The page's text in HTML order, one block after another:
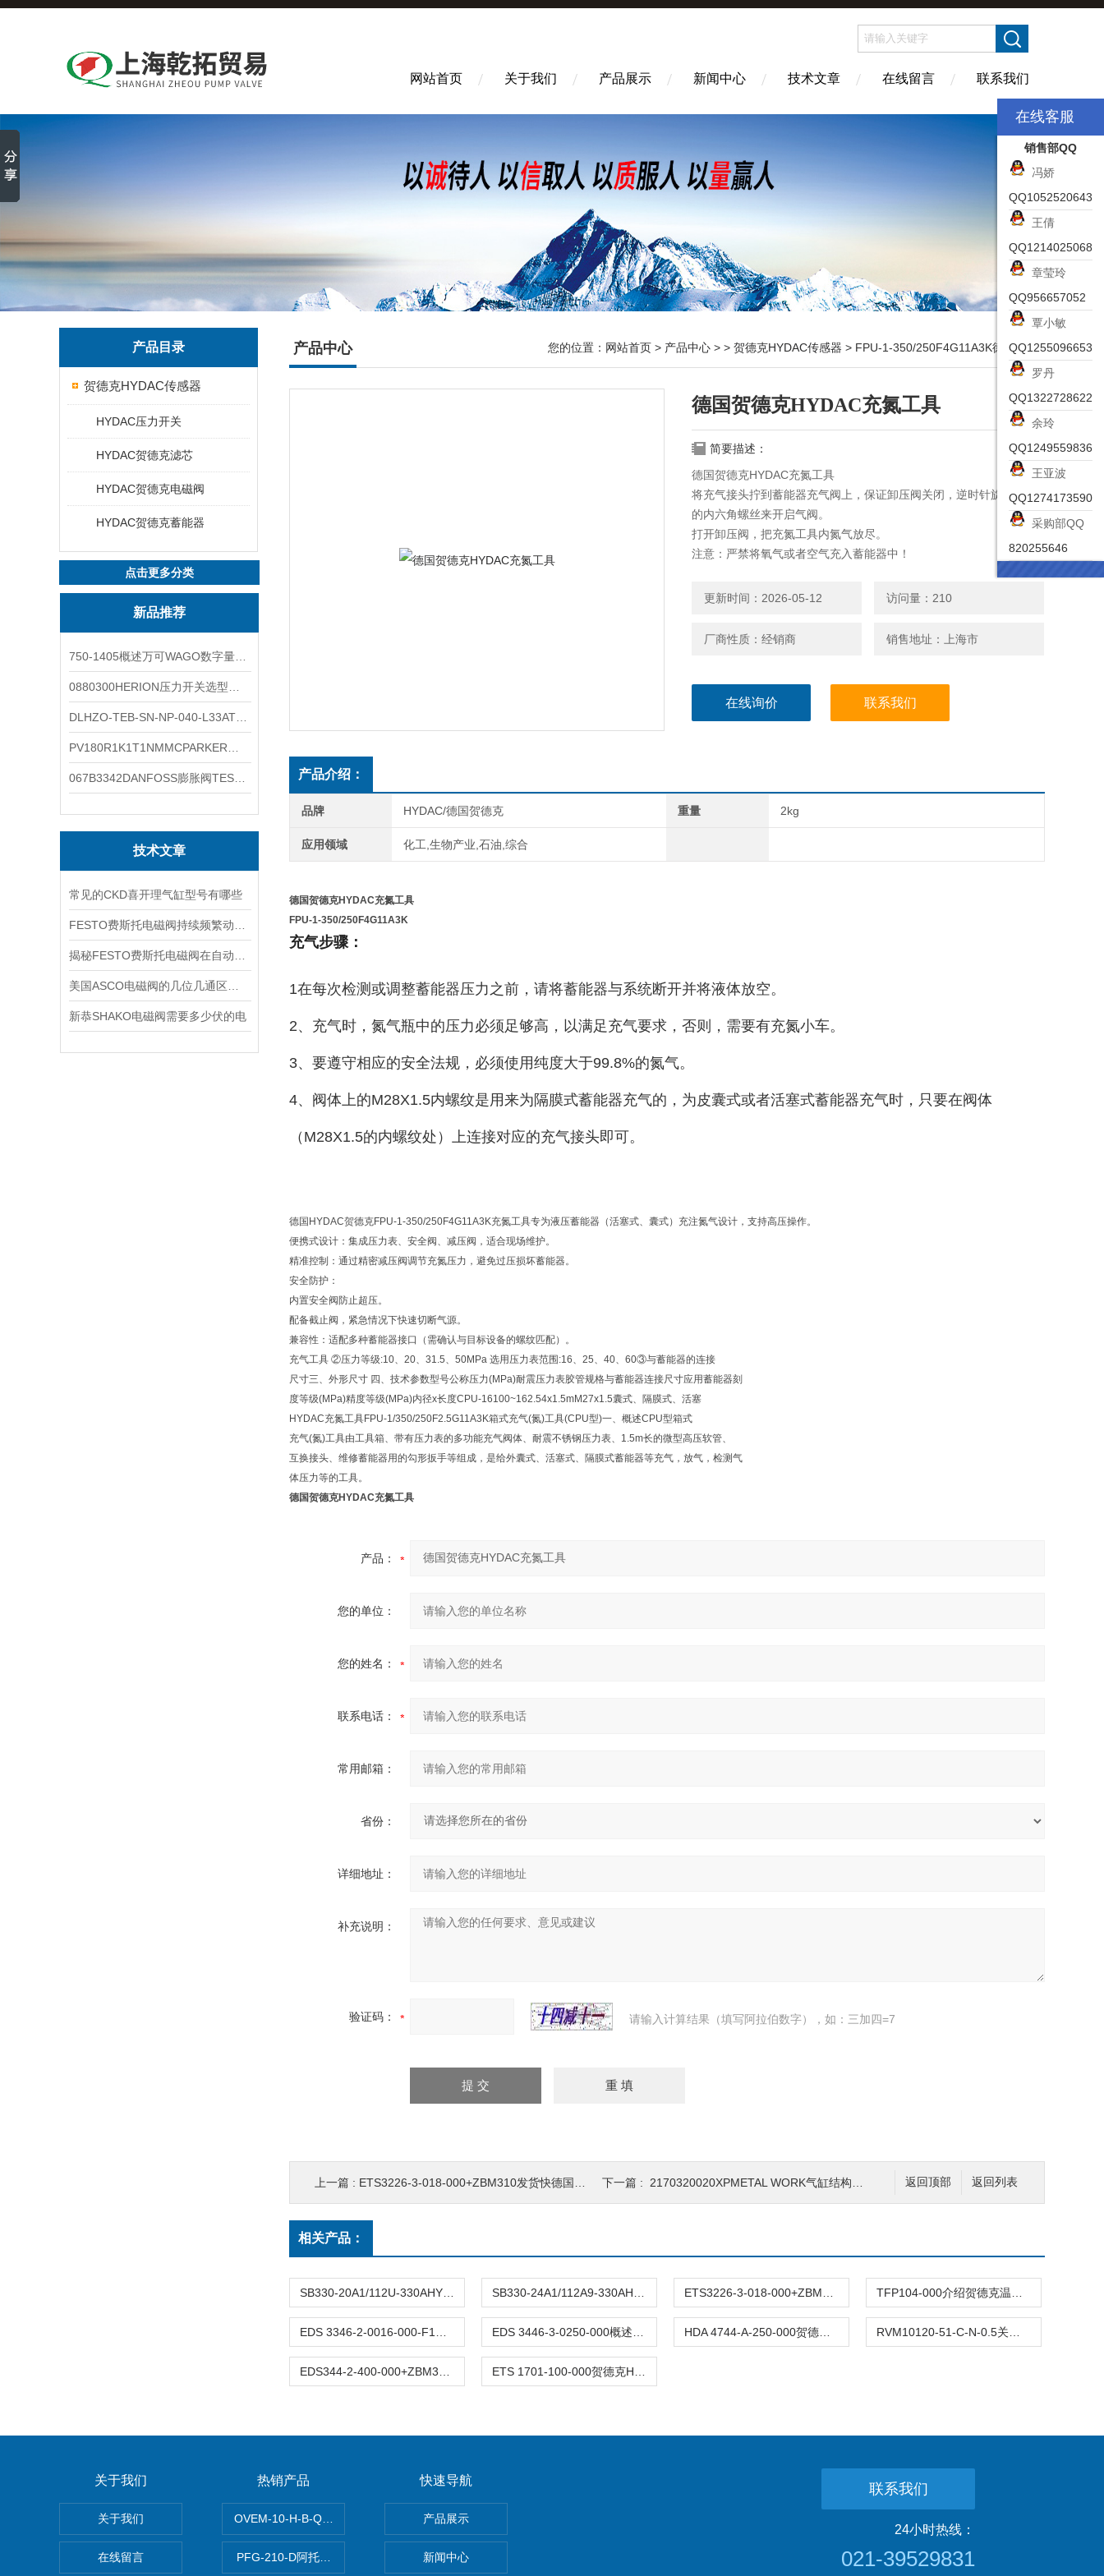
网站首页 关于我们 产品展示 新闻中心 技术文章 在线留言 联系我们
产品目录
贺德克HYDAC传感器
HYDAC压力开关
HYDAC贺德克滤芯
HYDAC贺德克电磁阀
HYDAC贺德克蓄能器
点击更多分类
新品推荐
技术文章
常见的CKD喜开理气缸型号有哪些
新恭SHAKO电磁阀需要多少伏的电
产品中心 您的位置： 网站首页 > 产品中心 > > 贺德克HYDAC传感器 > FPU-1-350/250F4G11A3K德国贺德克HYDAC充氮工具
德国贺德克HYDAC充氮工具
简要描述：
德国贺德克HYDAC充氮工具
将充气接头拧到蓄能器充气阀上，保证卸压阀关闭，逆时针旋转芯轴
的内六角螺丝来开启气阀。
打开卸压阀，把充氮工具内氮气放尽。
注意：严禁将氧气或者空气充入蓄能器中！
更新时间：2026-05-12 访问量：210
厂商性质：经销商 销售地址：上海市
在线询价 联系我们
产品介绍：
品牌 HYDAC/德国贺德克 重量 2kg
应用领域 化工,生物产业,石油,综合
德国贺德克HYDAC充氮工具
FPU-1-350/250F4G11A3K
充气步骤：
1在每次检测或调整蓄能器压力之前，请将蓄能器与系统断开并将液体放空。
2、充气时，氮气瓶中的压力必须足够高，以满足充气要求，否则，需要有充氮小车。
3、要遵守相应的安全法规，必须使用纯度大于99.8%的氮气。
4、阀体上的M28X1.5内螺纹是用来为隔膜式蓄能器充气的，为皮囊式或者活塞式蓄能器充气时，只要在阀体
（M28X1.5的内螺纹处）上连接对应的充气接头即可。
德国HYDAC贺德克FPU-1-350/250F4G11A3K充氮工具专为液压蓄能器（活塞式、囊式）充注氮气设计，支持高压操作。
便携式设计：集成压力表、安全阀、减压阀，适合现场维护。
精准控制：通过精密减压阀调节充氮压力，避免过压损坏蓄能器。
安全防护：
内置安全阀防止超压。
配备截止阀，紧急情况下快速切断气源。
兼容性：适配多种蓄能器接口（需确认与目标设备的螺纹匹配）。
充气工具 ②压力等级:10、20、31.5、50MPa 选用压力表范围:16、25、40、60③与蓄能器的连接
尺寸三、外形尺寸 四、技术参数型号公称压力(MPa)耐震压力表胶管规格与蓄能器连接尺寸应用蓄能器刻
度等级(MPa)精度等级(MPa)内径x长度CPU-16100~162.54x1.5mM27x1.5囊式、隔膜式、活塞
HYDAC充氮工具FPU-1/350/250F2.5G11A3K箱式充气(氮)工具(CPU型)一、概述CPU型箱式
充气(氮)工具由工具箱、带有压力表的多功能充气阀体、耐震不锈钢压力表、1.5m长的微型高压软管、
互换接头、维修蓄能器用的勾形扳手等组成，是给外囊式、活塞式、隔膜式蓄能器等充气，放气，检测气
体压力等的工具。
德国贺德克HYDAC充氮工具
产品：
您的单位：
您的姓名：
联系电话：
常用邮箱：
省份：
详细地址：
补充说明：
验证码： 请输入计算结果（填写阿拉伯数字），如：三加四=7
返回列表
返回顶部
上一篇 : ETS3226-3-018-000+ZBM310发货快德国HYDAC贺德克温度变送器 下一篇 : 2170320020XPMETAL WORK气缸结构及用途
相关产品：
关于我们
关于我们
在线留言
热销产品
OVEM-10-H-B-QO-CE-N-2P费斯托FESTO真空发生器安装及使用
PFG-210-D阿托斯ATOS电磁阀
快速导航
产品展示
新闻中心
联系我们
24小时热线：
021-39529831
在线客服
销售部QQ
冯娇
QQ1052520643
王倩
QQ1214025068
章莹玲
QQ956657052
覃小敏
QQ1255096653
罗丹
QQ1322728622
余玲
QQ1249559836
王亚波
QQ1274173590
采购部QQ
820255646